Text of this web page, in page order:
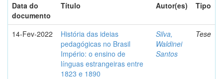
Data do
documento
Título Autor(es) Tipo
14-Fev-2022
História das ideias
pedagógicas no Brasil
Império: o ensino de
línguas estrangeiras entre
1823 e 1890
Silva,
Waldinei
Santos
Tese